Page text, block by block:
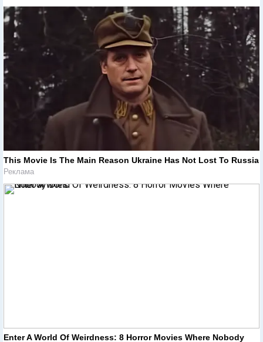
This Movie Is The Main Reason Ukraine Has Not Lost To Russia
Реклама
Enter A World Of Weirdness: 8 Horror Movies Where Nobody